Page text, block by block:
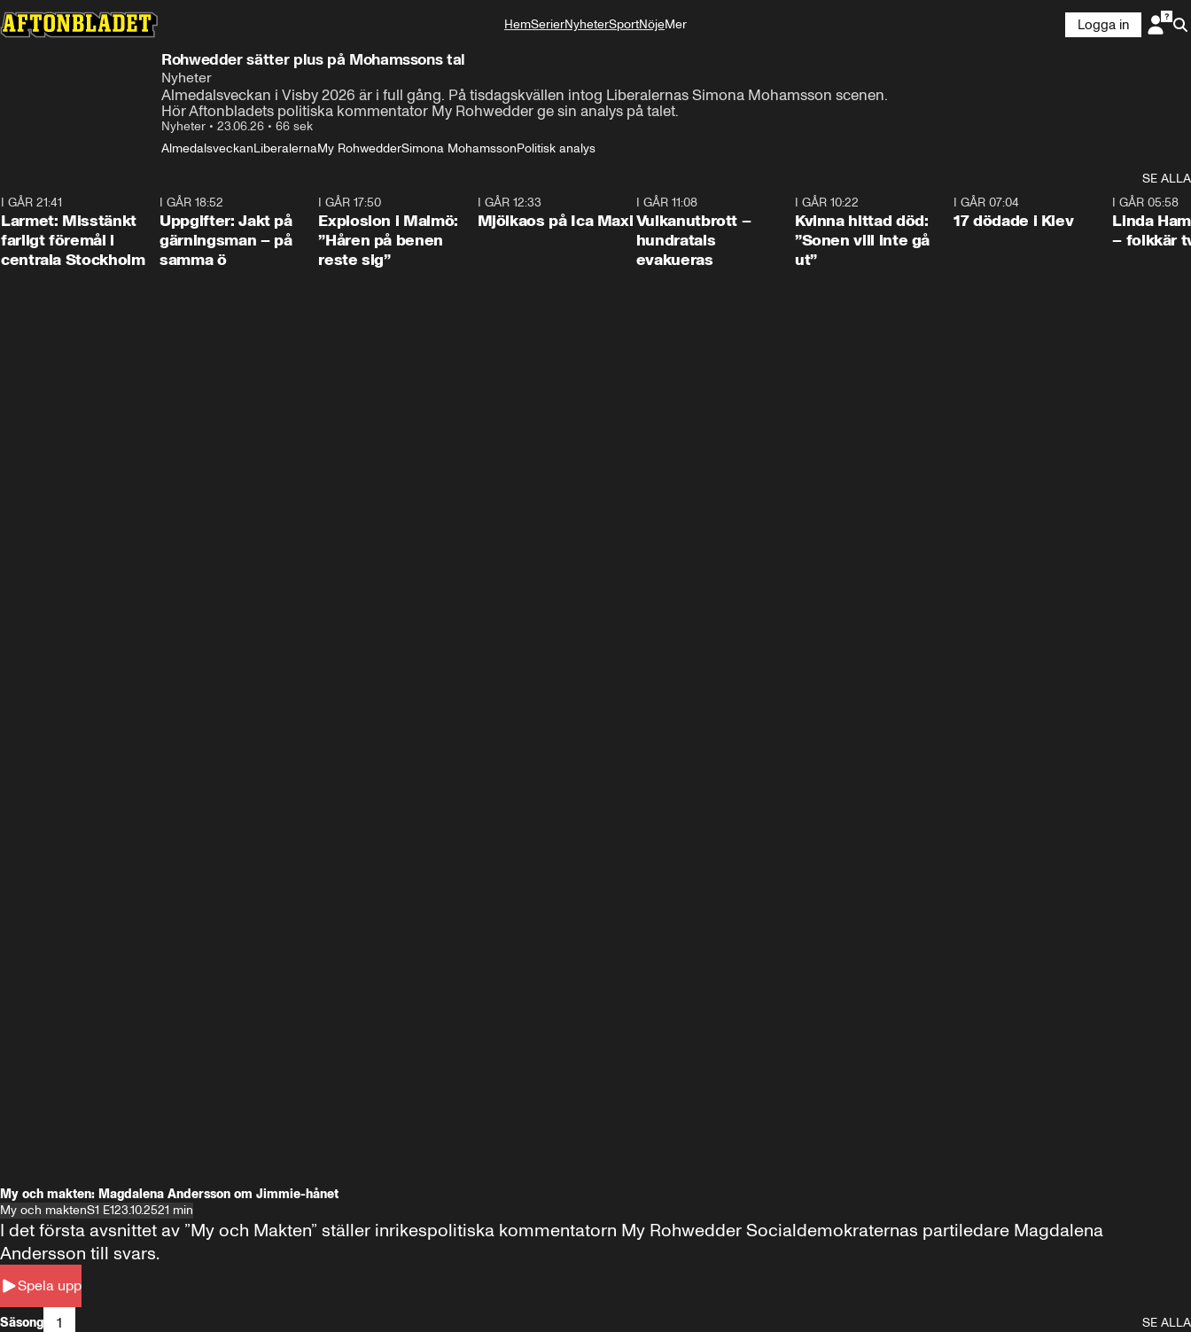
HemSerierNyheterSportNöjeMer
Logga in
Rohwedder sätter plus på Mohamssons tal
Nyheter
Almedalsveckan i Visby 2026 är i full gång. På tisdagskvällen intog Liberalernas Simona Mohamsson scenen.
Hör Aftonbladets politiska kommentator My Rohwedder ge sin analys på talet.
Nyheter • 23.06.26 • 66 sek
AlmedalsveckanLiberalernaMy RohwedderSimona MohamssonPolitisk analys
SE ALLA
I GÅR 21:41
Larmet: Misstänkt
farligt föremål i
centrala Stockholm
I GÅR 18:52
Uppgifter: Jakt på
gärningsman – på
samma ö
I GÅR 17:50
Explosion i Malmö:
”Håren på benen
reste sig”
I GÅR 12:33
Mjölkaos på Ica Maxi
I GÅR 11:08
Vulkanutbrott –
hundratals
evakueras
I GÅR 10:22
Kvinna hittad död:
”Sonen vill inte gå
ut”
I GÅR 07:04
17 dödade i Kiev
I GÅR 05:58
Linda
– folkkär
My och makten: Magdalena Andersson om Jimmie-hånet
My och maktenS1 E123.10.2521 min
Spela upp
I det första avsnittet av ”My och Makten” ställer inrikespolitiska kommentatorn My Rohwedder Socialdemokraternas partiledare Magdalena
Andersson till svars.
Säsong 1
SE ALLA